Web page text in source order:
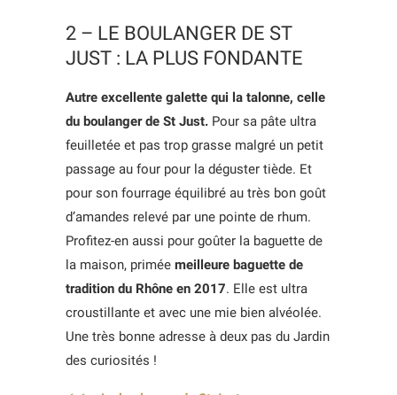
2 – LE BOULANGER DE ST
JUST : LA PLUS FONDANTE
Autre excellente galette qui la talonne, celle
du boulanger de St Just. Pour sa pâte ultra
feuilletée et pas trop grasse malgré un petit
passage au four pour la déguster tiède. Et
pour son fourrage équilibré au très bon goût
d’amandes relevé par une pointe de rhum.
Profitez-en aussi pour goûter la baguette de
la maison, primée meilleure baguette de
tradition du Rhône en 2017. Elle est ultra
croustillante et avec une mie bien alvéolée.
Une très bonne adresse à deux pas du Jardin
des curiosités !